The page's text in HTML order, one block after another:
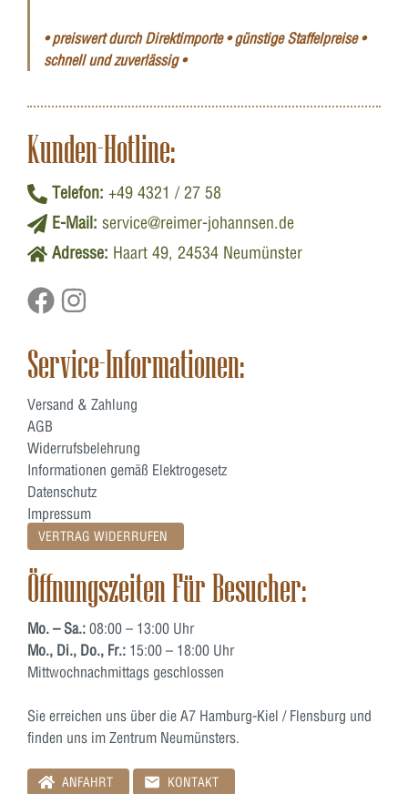
• preiswert durch Direktimporte • günstige Staffelpreise •
schnell und zuverlässig •
Kunden-Hotline:
Telefon: +49 4321 / 27 58
E-Mail: service@reimer-johannsen.de
Adresse: Haart 49, 24534 Neumünster
Service-Informationen:
Versand & Zahlung
AGB
Widerrufsbelehrung
Informationen gemäß Elektrogesetz
Datenschutz
Impressum
VERTRAG WIDERRUFEN
Öffnungszeiten Für Besucher:
Mo. – Sa.: 08:00 – 13:00 Uhr
Mo., Di., Do., Fr.: 15:00 – 18:00 Uhr
Mittwochnachmittags geschlossen
Sie erreichen uns über die A7 Hamburg-Kiel / Flensburg und
finden uns im Zentrum Neumünsters.
ANFAHRT KONTAKT